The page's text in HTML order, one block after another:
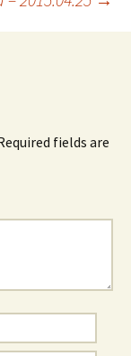
fields are